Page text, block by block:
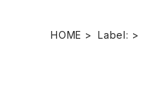
HOME Label: